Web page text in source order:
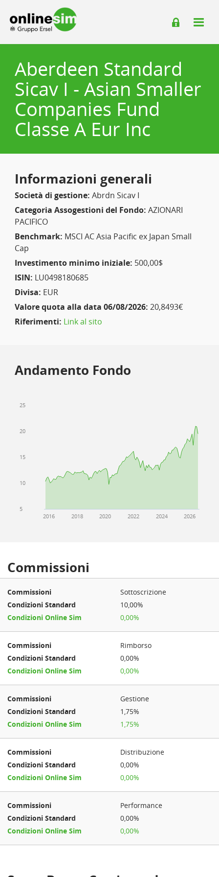
Aberdeen Standard
Sicav I - Asian Smaller
Companies Fund
Classe A Eur Inc
Informazioni generali
Società di gestione: Abrdn Sicav I
Categoria Assogestioni del Fondo: AZIONARI
PACIFICO
Benchmark: MSCI AC Asia Pacific ex Japan Small
Cap
Investimento minimo iniziale: 500,00$
ISIN: LU0498180685
Divisa: EUR
Valore quota alla data 06/08/2026: 20,8493€
Riferimenti: Link al sito
Andamento Fondo
2016 2018 2020 2022 2024 2026
5
10
15
20
25
Commissioni
Sottoscrizione
10,00%
0,00%
Rimborso
0,00%
0,00%
Gestione
1,75%
1,75%
Distribuzione
0,00%
0,00%
Performance
0,00%
0,00%